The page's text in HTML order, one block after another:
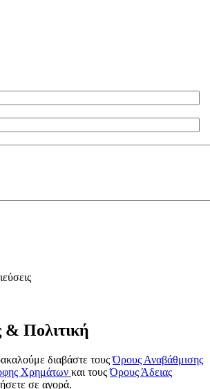
Πολιτική
διαβάστε τουςΌρους Αναβάθμισης
Χρημάτων και τουςΌρους Άδειας
σε αγορά.